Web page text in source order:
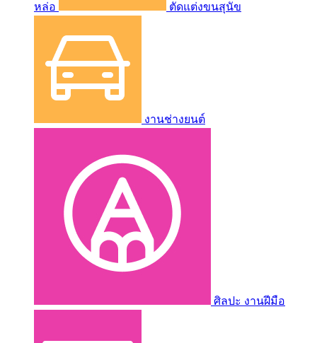
หล่อ ตัดแต่งขนสุนัข
งานช่างยนต์
ศิลปะ งานฝีมือ